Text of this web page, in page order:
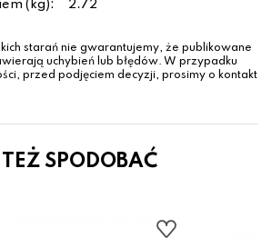
(kg): 2.72
starań nie gwarantujemy, że publikowane
uchybień lub błędów. W przypadku
przed podjęciem decyzji, prosimy o kontakt
SPODOBAĆ